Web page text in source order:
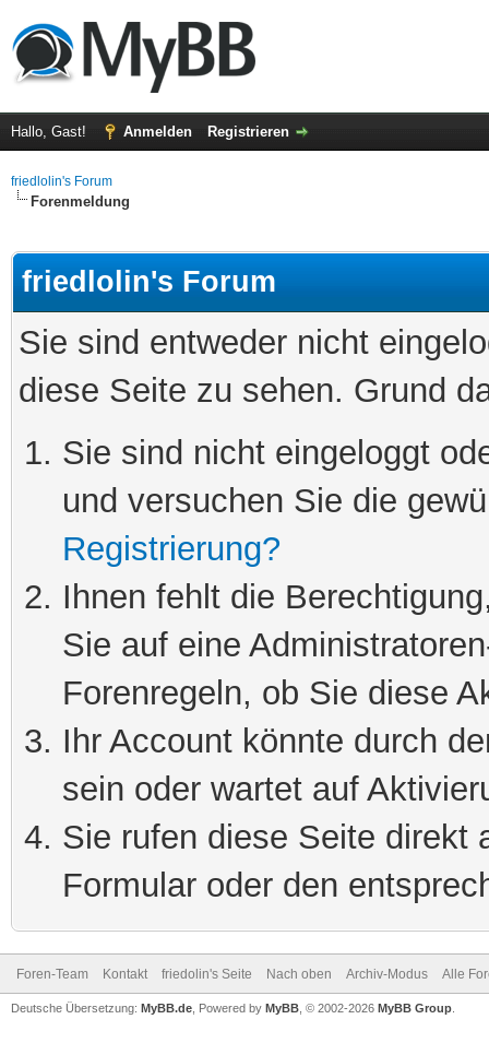
Hallo, Gast! Anmelden Registrieren
friedlolin's Forum
Forenmeldung
friedlolin's Forum
Sie sind entweder nicht
diese Seite zu sehen. Grund
Sie sind nicht eingeloggt
und versuchen Sie die
Registrierung?
Ihnen fehlt die
Sie auf eine
Forenregeln, ob Sie diese
Ihr Account könnte durch
sein oder wartet auf
Sie rufen diese Seite direkt
Formular oder den
Foren-Team Kontakt friedolin's Seite Nach oben Archiv-Modus Alle
Deutsche Übersetzung: MyBB.de , Powered by MyBB , © 2002-2026 MyBB Group